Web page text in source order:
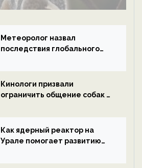
Метеоролог назвал
последствия глобального
ECOportal
Кинологи призвали
ограничить общение собак с
ECOportal
Как ядерный реактор на
Урале помогает развитию